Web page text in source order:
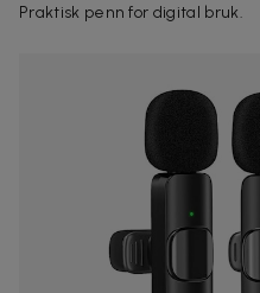
Praktisk penn for digital bruk.